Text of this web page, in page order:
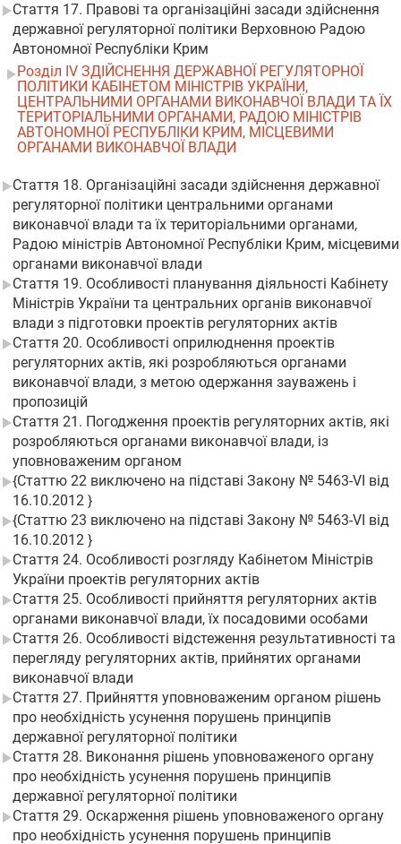
Стаття 17. Правові та організаційні засади здійснення
державної регуляторної політики Верховною Радою
Автономної Республіки Крим
Розділ IV ЗДІЙСНЕННЯ ДЕРЖАВНОЇ РЕГУЛЯТОРНОЇ
ПОЛІТИКИ КАБІНЕТОМ МІНІСТРІВ УКРАЇНИ,
ЦЕНТРАЛЬНИМИ ОРГАНАМИ ВИКОНАВЧОЇ ВЛАДИ ТА ЇХ
ТЕРИТОРІАЛЬНИМИ ОРГАНАМИ, РАДОЮ МІНІСТРІВ
АВТОНОМНОЇ РЕСПУБЛІКИ КРИМ, МІСЦЕВИМИ
ОРГАНАМИ ВИКОНАВЧОЇ ВЛАДИ
Стаття 18. Організаційні засади здійснення державної
регуляторної політики центральними органами
виконавчої влади та їх територіальними органами,
Радою міністрів Автономної Республіки Крим, місцевими
органами виконавчої влади
Стаття 19. Особливості планування діяльності Кабінету
Міністрів України та центральних органів виконавчої
влади з підготовки проектів регуляторних актів
Стаття 20. Особливості оприлюднення проектів
регуляторних актів, які розробляються органами
виконавчої влади, з метою одержання зауважень і
пропозицій
Стаття 21. Погодження проектів регуляторних актів, які
розробляються органами виконавчої влади, із
уповноваженим органом
{Статтю 22 виключено на підставі Закону № 5463-VI від
16.10.2012 }
{Статтю 23 виключено на підставі Закону № 5463-VI від
16.10.2012 }
Стаття 24. Особливості розгляду Кабінетом Міністрів
України проектів регуляторних актів
Стаття 25. Особливості прийняття регуляторних актів
органами виконавчої влади, їх посадовими особами
Стаття 26. Особливості відстеження результативності та
перегляду регуляторних актів, прийнятих органами
виконавчої влади
Стаття 27. Прийняття уповноваженим органом рішень
про необхідність усунення порушень принципів
державної регуляторної політики
Стаття 28. Виконання рішень уповноваженого органу
про необхідність усунення порушень принципів
державної регуляторної політики
Стаття 29. Оскарження рішень уповноваженого органу
про необхідність усунення порушень принципів